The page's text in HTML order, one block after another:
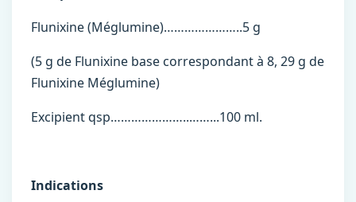
Flunixine (Méglumine)…………………..5 g
(5 g de Flunixine base correspondant à 8, 29 g de
Flunixine Méglumine)
Excipient qsp…………………..……...100 ml.
Indications